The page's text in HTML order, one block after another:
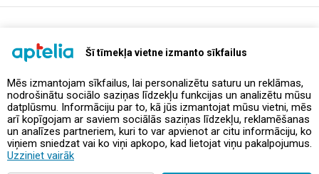
Šī tīmekļa vietne izmanto sīkfailus
Mēs izmantojam sīkfailus, lai personalizētu saturu un reklāmas,
nodrošinātu sociālo saziņas līdzekļu funkcijas un analizētu mūsu
datplūsmu. Informāciju par to, kā jūs izmantojat mūsu vietni, mēs
arī kopīgojam ar saviem sociālās saziņas līdzekļu, reklamēšanas
un analīzes partneriem, kuri to var apvienot ar citu informāciju, ko
viņiem sniedzat vai ko viņi apkopo, kad lietojat viņu pakalpojumus.
Uzziniet vairāk
Piedāvājumi un akcijas
Kontakti